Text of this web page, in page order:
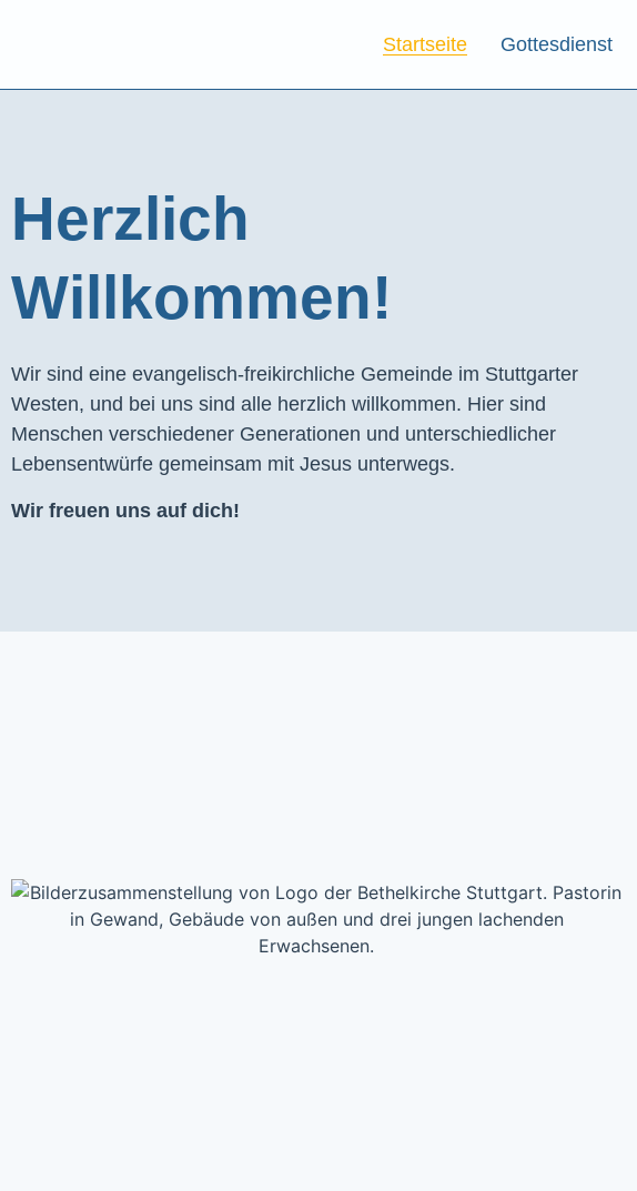
Startseite Gottesdienst
Herzlich
Willkommen!
Wir sind eine evangelisch-freikirchliche Gemeinde im Stuttgarter
Westen, und bei uns sind alle herzlich willkommen. Hier sind
Menschen verschiedener Generationen und unterschiedlicher
Lebensentwürfe gemeinsam mit Jesus unterwegs.
Wir freuen uns auf dich!